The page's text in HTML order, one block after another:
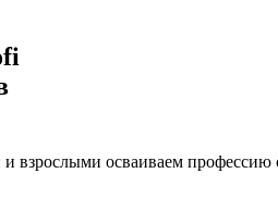
взрослыми осваиваем профессию